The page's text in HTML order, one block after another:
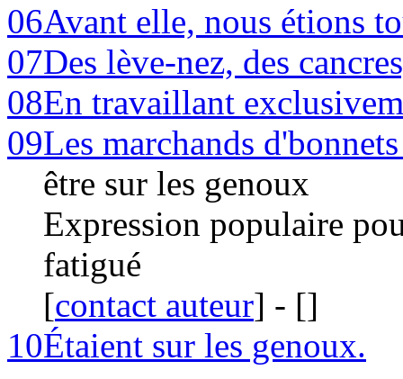
06Avant elle, nous étions
07Des lève-nez, des
08En travaillant
09Les marchands
être sur les genoux
Expression populaire
fatigué
[contact auteur] - []
10Étaient sur les genoux.